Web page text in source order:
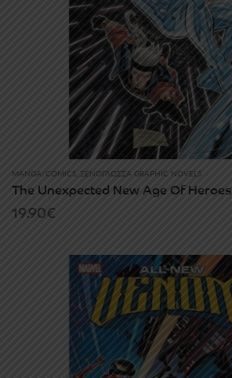
MANGA/COMICS, ΞΕΝΌΓΛΩΣΣΑ GRAPHIC NOVELS
The Unexpected New Age Of Heroes
19.90€